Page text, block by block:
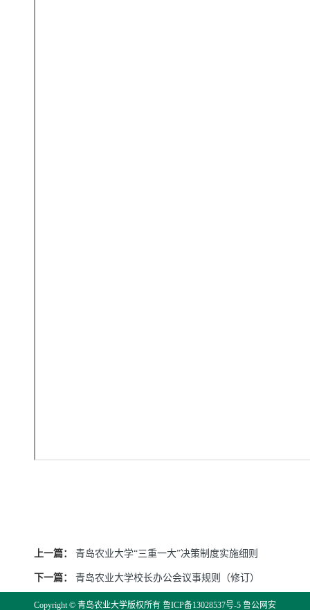
上一篇： 青岛农业大学“三重一大”决策制度实施细则
下一篇： 青岛农业大学校长办公会议事规则（修订）
Copyright © 青岛农业大学版权所有 鲁ICP备13028537号-5 鲁公网安